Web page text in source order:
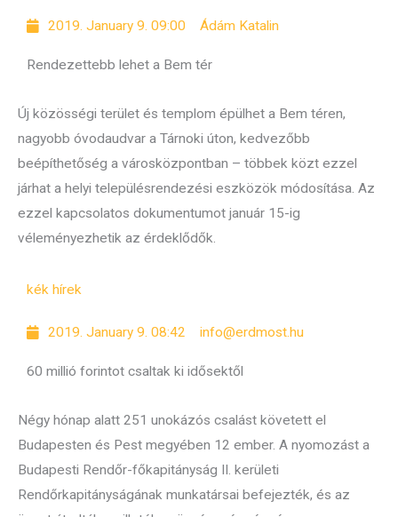
2019. January 9. 09:00 Ádám Katalin
Rendezettebb lehet a Bem tér
Új közösségi terület és templom épülhet a Bem téren,
nagyobb óvodaudvar a Tárnoki úton, kedvezőbb
beépíthetőség a városközpontban – többek közt ezzel
járhat a helyi településrendezési eszközök módosítása. Az
ezzel kapcsolatos dokumentumot január 15-ig
véleményezhetik az érdeklődők.
kék hírek
2019. January 9. 08:42 info@erdmost.hu
60 millió forintot csaltak ki idősektől
Négy hónap alatt 251 unokázós csalást követett el
Budapesten és Pest megyében 12 ember. A nyomozást a
Budapesti Rendőr-főkapitányság II. kerületi
Rendőrkapitányságának munkatársai befejezték, és az